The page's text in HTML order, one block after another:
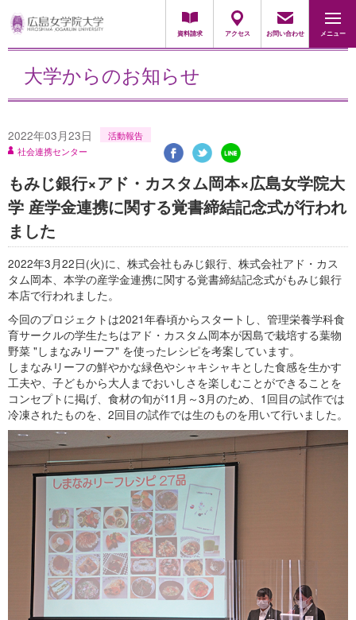
資料請求 アクセス お問い合わせ メニュー
大学からのお知らせ
2022年03月23日
活動報告
社会連携センター
もみじ銀行×アド・カスタム岡本×広島女学院大
学 産学金連携に関する覚書締結記念式が行われ
ました
2022年3月22日(火)に、株式会社もみじ銀行、株式会社アド・カス
タム岡本、本学の産学金連携に関する覚書締結記念式がもみじ銀行
本店で行われました。
今回のプロジェクトは2021年春頃からスタートし、管理栄養学科食
育サークルの学生たちはアド・カスタム岡本が因島で栽培する葉物
野菜 "しまなみリーフ" を使ったレシピを考案しています。
しまなみリーフの鮮やかな緑色やシャキシャキとした食感を生かす
工夫や、子どもから大人までおいしさを楽しむことができることを
コンセプトに掲げ、食材の旬が11月～3月のため、1回目の試作では
冷凍されたものを、2回目の試作では生のものを用いて行いました。